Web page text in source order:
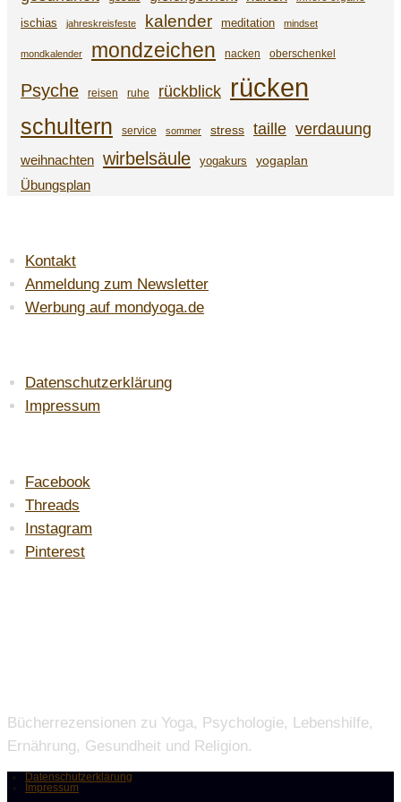
ischias jahreskreisfeste kalender meditation mindset
mondkalender mondzeichen nacken oberschenkel
Psyche reisen ruhe rückblick rücken
schultern service sommer stress taille verdauung
weihnachten wirbelsäule yogakurs yogaplan
Übungsplan
Kontakt
Anmeldung zum Newsletter
Werbung auf mondyoga.de
Datenschutzerklärung
Impressum
Facebook
Threads
Instagram
Pinterest
Bücherrezensionen zu Yoga, Psychologie, Lebenshilfe,
Ernährung, Gesundheit und Religion.
Datenschutzerklärung
Impressum